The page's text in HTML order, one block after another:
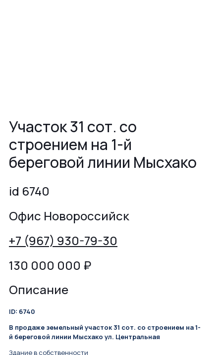
Участок 31 сот. со
строением на 1-й
береговой линии Мысхако
id 6740
Офис Новороссийск
+7 (967) 930-79-30
130 000 000 ₽
Описание
ID: 6740
В продаже земельный участок 31 сот. со строением на 1-
й береговой линии Мысхако ул. Центральная
Здание в собственности